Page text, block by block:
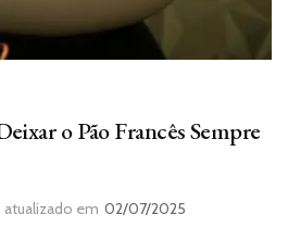
o Pão Francês Sempre
atualizado em 02/07/2025